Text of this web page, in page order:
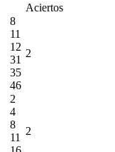
Aciertos
8
11
12
31
35
46
2
2
4
8
11
2